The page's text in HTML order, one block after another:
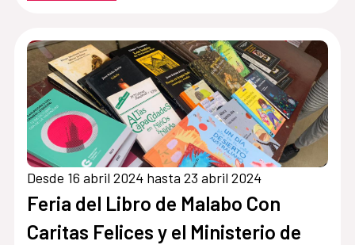
Desde 16 abril 2024 hasta 23 abril 2024
Feria del Libro de Malabo Con
Caritas Felices y el Ministerio de